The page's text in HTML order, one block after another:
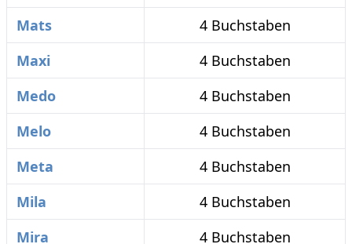
Mats
4 Buchstaben
Maxi
4 Buchstaben
Medo
4 Buchstaben
Melo
4 Buchstaben
Meta
4 Buchstaben
Mila
4 Buchstaben
Mira
4 Buchstaben